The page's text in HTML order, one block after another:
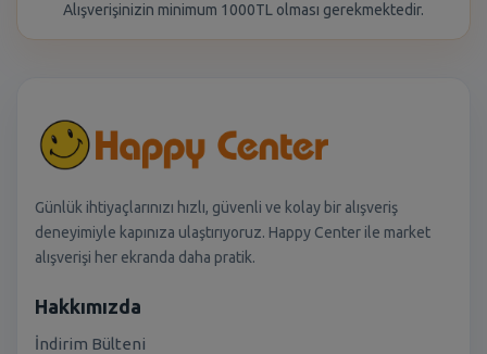
Alışverişinizin minimum 1000TL olması gerekmektedir.
Günlük ihtiyaçlarınızı hızlı, güvenli ve kolay bir alışveriş
deneyimiyle kapınıza ulaştırıyoruz. Happy Center ile market
alışverişi her ekranda daha pratik.
Hakkımızda
İndirim Bülteni